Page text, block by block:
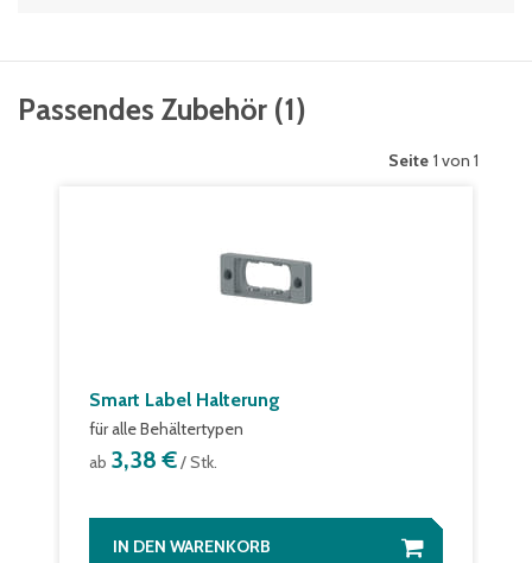
Passendes Zubehör (1)
Seite 1 von 1
Smart Label Halterung
für alle Behältertypen
ab 3,38 €/ Stk.
IN DEN WARENKORB